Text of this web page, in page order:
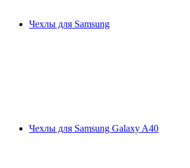
Чехлы для Samsung
Чехлы для Samsung Galaxy A40